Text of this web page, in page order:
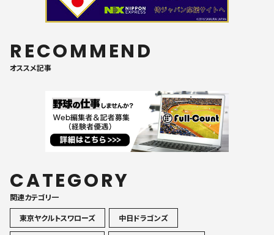
RECOMMEND
オススメ記事
CATEGORY
関連カテゴリ一
東京ヤクルトスワローズ
中日ドラゴンズ